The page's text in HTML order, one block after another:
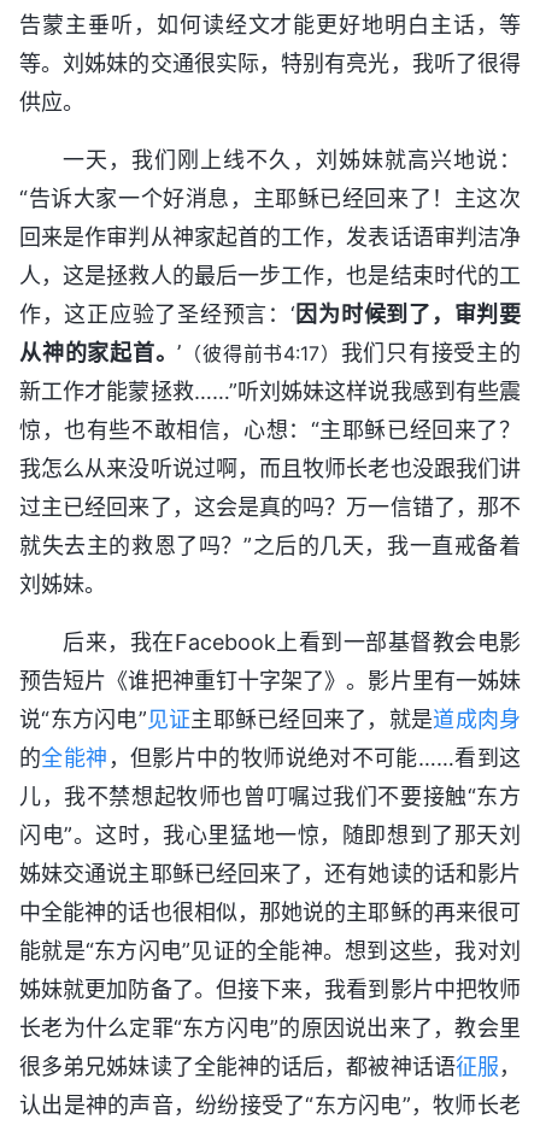
告蒙主垂听，如何读经文才能更好地明白主话，等
等。刘姊妹的交通很实际，特别有亮光，我听了很得
供应。
一天，我们刚上线不久，刘姊妹就高兴地说：
“告诉大家一个好消息，主耶稣已经回来了！主这次
回来是作审判从神家起首的工作，发表话语审判洁净
人，这是拯救人的最后一步工作，也是结束时代的工
作，这正应验了圣经预言：‘因为时候到了，审判要
从神的家起首。’ （彼得前书4:17） 我们只有接受主的
新工作才能蒙拯救……”听刘姊妹这样说我感到有些震
惊，也有些不敢相信，心想：“主耶稣已经回来了？
我怎么从来没听说过啊，而且牧师长老也没跟我们讲
过主已经回来了，这会是真的吗？万一信错了，那不
就失去主的救恩了吗？”之后的几天，我一直戒备着
刘姊妹。
后来，我在Facebook上看到一部基督教会电影
预告短片《谁把神重钉十字架了》。影片里有一姊妹
说“东方闪电”见证主耶稣已经回来了，就是道成肉身
的全能神 ，但影片中的牧师说绝对不可能……看到这
儿，我不禁想起牧师也曾叮嘱过我们不要接触“东方
闪电”。这时，我心里猛地一惊，随即想到了那天刘
姊妹交通说主耶稣已经回来了，还有她读的话和影片
中全能神的话也很相似，那她说的主耶稣的再来很可
能就是“东方闪电”见证的全能神。想到这些，我对刘
姊妹就更加防备了。但接下来，我看到影片中把牧师
长老为什么定罪“东方闪电”的原因说出来了，教会里
很多弟兄姊妹读了全能神的话后，都被神话语征服，
认出是神的声音，纷纷接受了“东方闪电”，牧师长老